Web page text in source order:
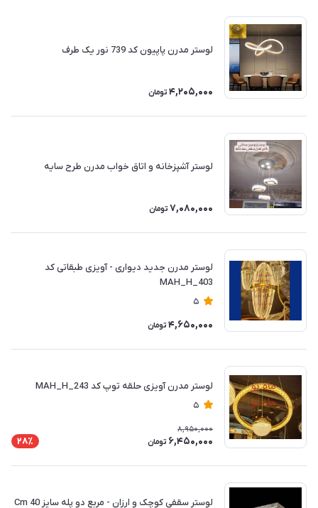
لوستر مدرن پاپیون کد 739 نور یک طرف
4,205,000 تومان
لوستر آشپزخانه و اتاق خواب مدرن طرح سایه
7,080,000 تومان
لوستر مدرن جدید دیواری - آویزی طبقاتی کد
MAH_H_403
5
4,650,000 تومان
لوستر مدرن آویزی حلقه توپ کد MAH_H_243
5
8,950,000
6,450,000 تومان 28٪
لوستر سقفی کوچک و ارزان - مربع دو پله سایز Cm 40